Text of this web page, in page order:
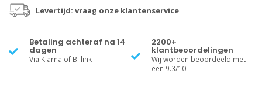
Levertijd: vraag onze klantenservice
Betaling achteraf na 14
dagen
Via Klarna of Billink
2200+
klantbeoordelingen
Wij worden beoordeeld met
een 9.3/10